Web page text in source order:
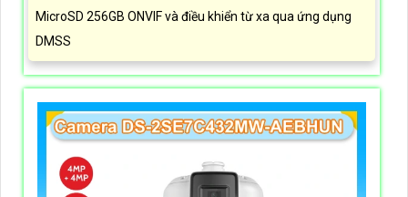
MicroSD 256GB ONVIF và điều khiển từ xa qua ứng dụng
DMSS